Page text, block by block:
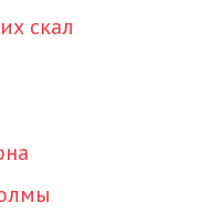
скал